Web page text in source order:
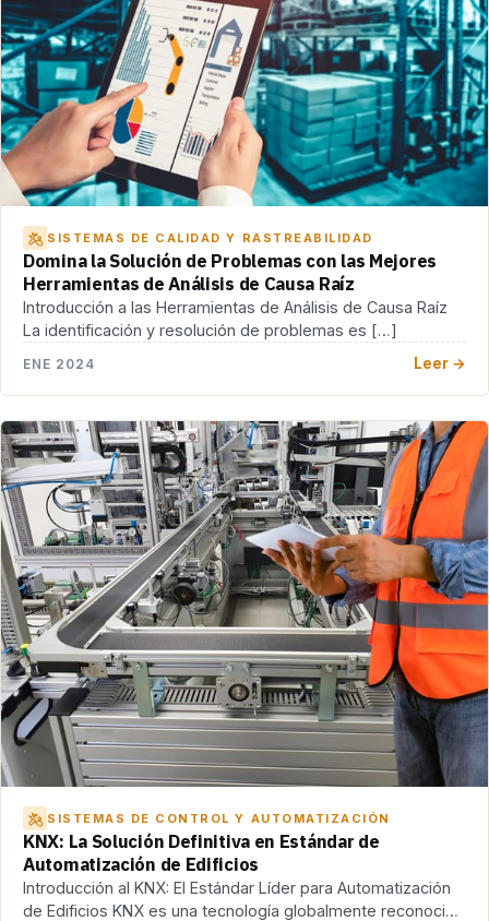
SISTEMAS DE CALIDAD Y RASTREABILIDAD
Domina la Solución de Problemas con las Mejores
Herramientas de Análisis de Causa Raíz
Introducción a las Herramientas de Análisis de Causa Raíz
La identificación y resolución de problemas es […]
ENE 2024 Leer →
SISTEMAS DE CONTROL Y AUTOMATIZACIÓN
KNX: La Solución Definitiva en Estándar de
Automatización de Edificios
Introducción al KNX: El Estándar Líder para Automatización
de Edificios KNX es una tecnología globalmente reconocida